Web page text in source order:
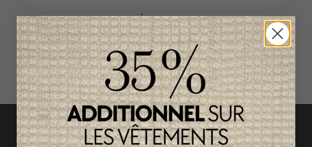
ACCÈS RAPIDE
magasinez par catégorie